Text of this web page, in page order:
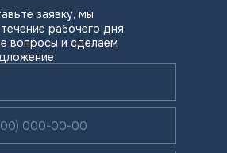
заявку, мы
рабочего дня,
вопросы и сделаем